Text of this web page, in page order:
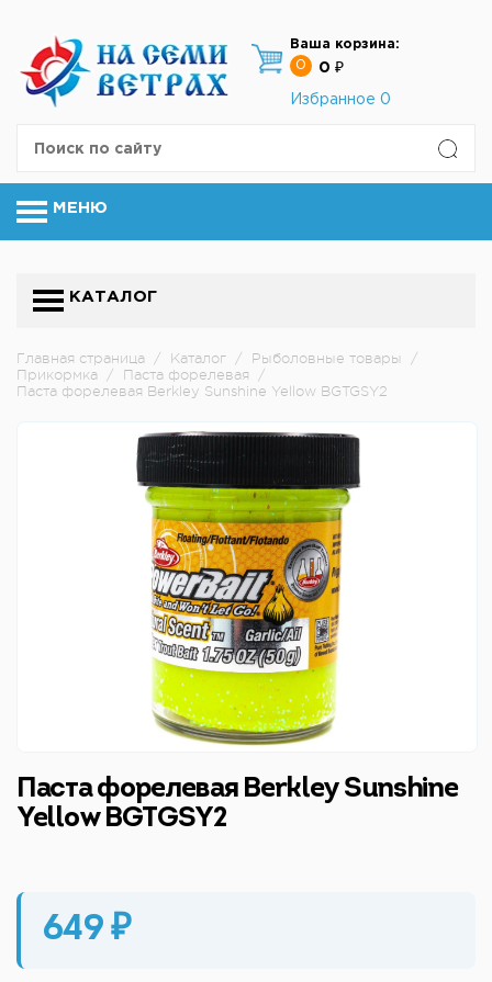
Ваша корзина:
0
0 ₽
Избранное 0
МЕНЮ
КАТАЛОГ
Главная страница / Каталог / Рыболовные товары
/
Прикормка / Паста форелевая
/
Паста форелевая Berkley Sunshine Yellow BGTGSY2
Паста форелевая Berkley Sunshine
Yellow BGTGSY2
649 ₽